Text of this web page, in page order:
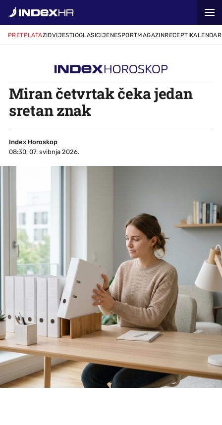
PRETPLATAZIDVIJESTIOGLASICIJENESPORTMAGAZINRECEPTIKALENDAR
Miran četvrtak čeka jedan
sretan znak
Index Horoskop
08:30, 07. svibnja 2026.